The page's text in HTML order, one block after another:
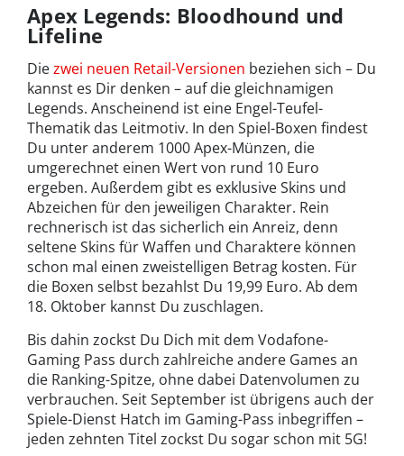
Apex Legends: Bloodhound und
Lifeline
Diezwei neuen Retail-Versionen beziehen sich – Du
kannst es Dir denken – auf die gleichnamigen
Legends. Anscheinend ist eine Engel-Teufel-
Thematik das Leitmotiv. In den Spiel-Boxen findest
Du unter anderem 1000 Apex-Münzen, die
umgerechnet einen Wert von rund 10 Euro
ergeben. Außerdem gibt es exklusive Skins und
Abzeichen für den jeweiligen Charakter. Rein
rechnerisch ist das sicherlich ein Anreiz, denn
seltene Skins für Waffen und Charaktere können
schon mal einen zweistelligen Betrag kosten. Für
die Boxen selbst bezahlst Du 19,99 Euro. Ab dem
18. Oktober kannst Du zuschlagen.
Bis dahin zockst Du Dich mit dem Vodafone-
Gaming Pass durch zahlreiche andere Games an
die Ranking-Spitze, ohne dabei Datenvolumen zu
verbrauchen. Seit September ist übrigens auch der
Spiele-Dienst Hatch im Gaming-Pass inbegriffen –
jeden zehnten Titel zockst Du sogar schon mit 5G!